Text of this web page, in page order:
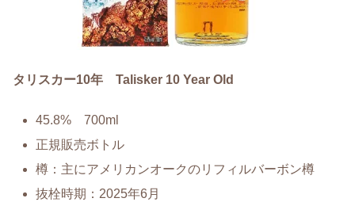
タリスカー10年 Talisker 10 Year Old
45.8% 700ml
正規販売ボトル
樽：主にアメリカンオークのリフィルバーボン樽
抜栓時期：2025年6月